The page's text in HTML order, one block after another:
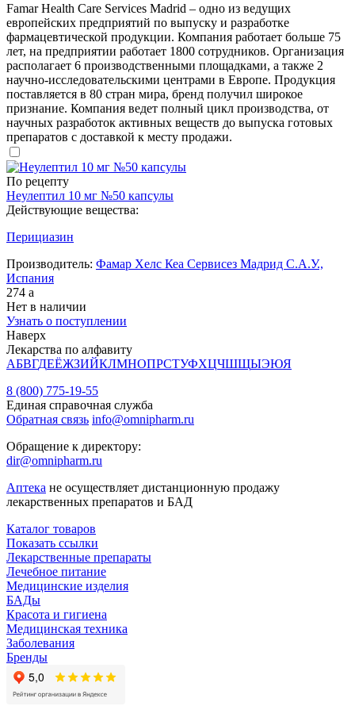
Famar Health Care Services Madrid – одно из ведущих
европейских предприятий по выпуску и разработке
фармацевтической продукции. Компания работает больше 75
лет, на предприятии работает 1800 сотрудников. Организация
располагает 6 производственными площадками, а также 2
научно-исследовательскими центрами в Европе. Продукция
поставляется в 80 стран мира, бренд получил широкое
признание. Компания ведет полный цикл производства, от
научных разработок активных веществ до выпуска готовых
препаратов с доставкой к месту продажи.
По рецепту
Неулептил 10 мг №50 капсулы
Действующие вещества:
Перициазин
Производитель: Фамар Хелс Кеа Сервисез Мадрид С.А.У.,
Испания
274 a
Нет в наличии
Узнать о поступлении
Наверх
Лекарства по алфавиту
АБВГДЕЁЖЗИЙКЛМНОПРСТУФХЦЧШЩЫЭЮЯ
8 (800) 775-19-55
Единая справочная служба
Обратная связь info@omnipharm.ru
Обращение к директору:
dir@omnipharm.ru
Аптека не осуществляет дистанционную продажу
лекарственных препаратов и БАД
Каталог товаров
Показать ссылки
Лекарственные препараты
Лечебное питание
Медицинские изделия
БАДы
Красота и гигиена
Медицинская техника
Заболевания
Бренды